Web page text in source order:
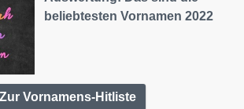
beliebtesten Vornamen 2022
Zur Vornamens-Hitliste